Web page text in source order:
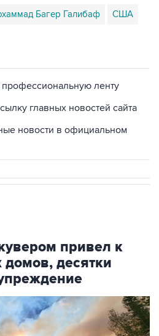
Багер Галибаф США
профессиональную ленту
главных новостей сайта
новости в официальном
привел к
домов, десятки